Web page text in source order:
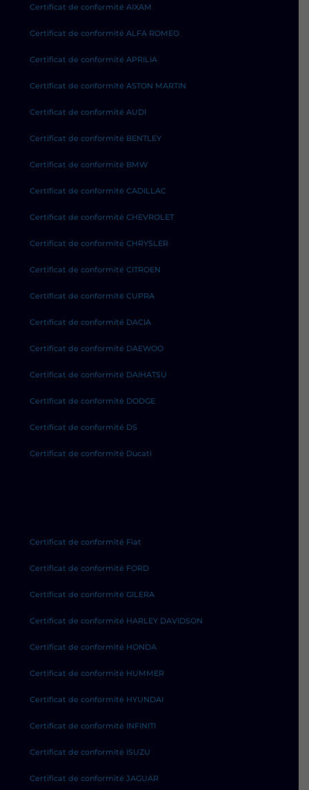
Certificat de conformité AIXAM
Certificat de conformité ALFA ROMEO
Certificat de conformité APRILIA
Certificat de conformité ASTON MARTIN
Certificat de conformité AUDI
Certificat de conformité BENTLEY
Certificat de conformité BMW
Certificat de conformité CADILLAC
Certificat de conformité CHEVROLET
Certificat de conformité CHRYSLER
Certificat de conformité CITROEN
Certificat de conformité CUPRA
Certificat de conformité DACIA
Certificat de conformité DAEWOO
Certificat de conformité DAIHATSU
Certificat de conformité DODGE
Certificat de conformité DS
Certificat de conformité Ducati
Certificat de conformité Fiat
Certificat de conformité FORD
Certificat de conformité GILERA
Certificat de conformité HARLEY DAVIDSON
Certificat de conformité HONDA
Certificat de conformité HUMMER
Certificat de conformité HYUNDAI
Certificat de conformité INFINITI
Certificat de conformité ISUZU
Certificat de conformité JAGUAR